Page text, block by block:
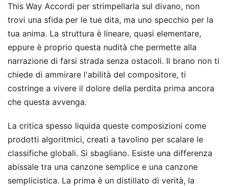
This Way Accordi per strimpellarla sul divano, non
trovi una sfida per le tue dita, ma uno specchio per la
tua anima. La struttura è lineare, quasi elementare,
eppure è proprio questa nudità che permette alla
narrazione di farsi strada senza ostacoli. Il brano non ti
chiede di ammirare l'abilità del compositore, ti
costringe a vivere il dolore della perdita prima ancora
che questa avvenga.
La critica spesso liquida queste composizioni come
prodotti algoritmici, creati a tavolino per scalare le
classifiche globali. Si sbagliano. Esiste una differenza
abissale tra una canzone semplice e una canzone
semplicistica. La prima è un distillato di verità, la